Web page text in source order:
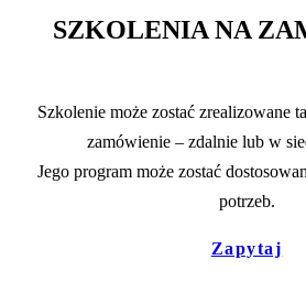
SZKOLENIA NA
Szkolenie może zostać zrealizowane
zamówienie – zdalnie lub w
Jego program może zostać
potrzeb.
Zapytaj